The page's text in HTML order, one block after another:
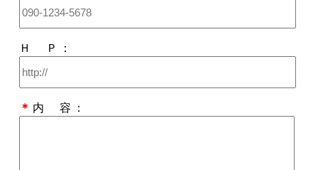
Ｈ Ｐ：
＊ 内 容：